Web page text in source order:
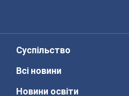
Суспільство
Всі новини
Новини освіти